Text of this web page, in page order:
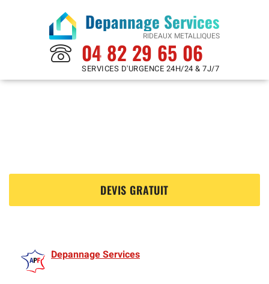
Depannage Services
RIDEAUX METALLIQUES
04 82 29 65 06
SERVICES D'URGENCE 24H/24 & 7J/7
DEVIS GRATUIT
Depannage Services